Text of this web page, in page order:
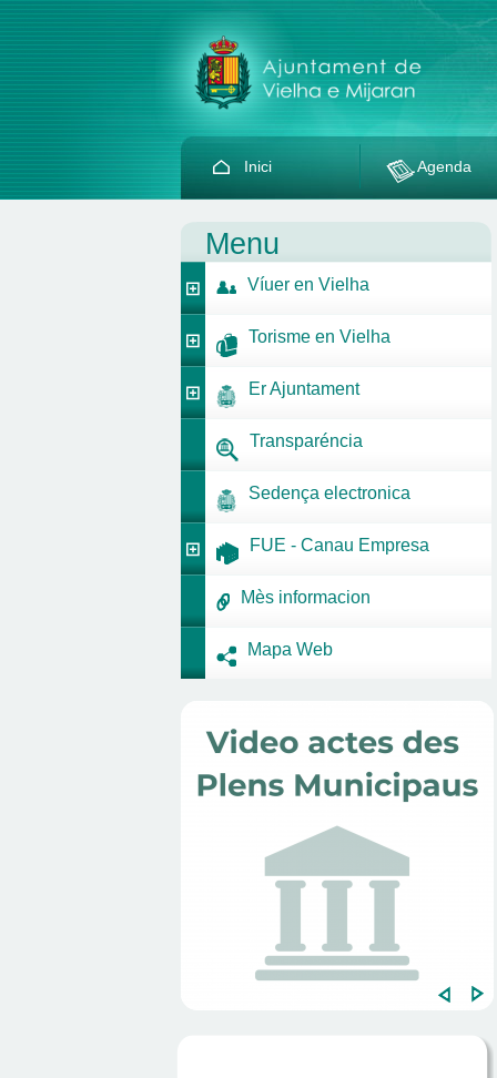
Inici Agenda
Menu
Víuer en Vielha
Torisme en Vielha
Er Ajuntament
Transparéncia
Sedença electronica
FUE - Canau Empresa
Mès informacion
Mapa Web